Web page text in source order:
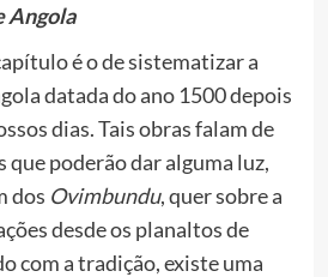
Angola
é o de sistematizar a
datada do ano 1500 depois
dias. Tais obras falam de
poderão dar alguma luz,
dos Ovimbundu, quer sobre a
desde os planaltos de
com a tradição, existe uma